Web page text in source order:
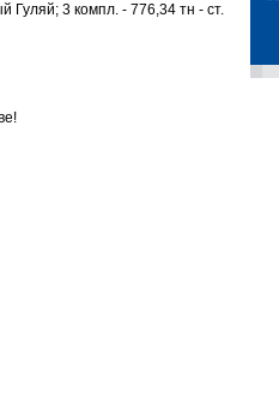
Гуляй; 3 компл. - 776,34 тн - ст.